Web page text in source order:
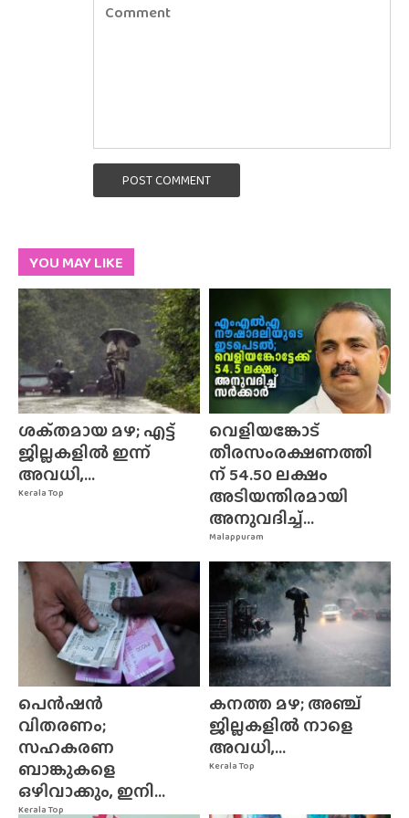
POST COMMENT
YOU MAY LIKE
Kerala Top
ശക്‌തമായ മഴ; എട്ട്
ജില്ലകളിൽ ഇന്ന്
അവധി,...
Malappuram
വെളിയങ്കോട്
തീരസംരക്ഷണത്തി
ന് 54.50 ലക്ഷം
അടിയന്തിരമായി
അനുവദിച്ച്...
Kerala Top
പെൻഷൻ
വിതരണം;
സഹകരണ
ബാങ്കുകളെ
ഒഴിവാക്കും, ഇനി...
Kerala Top
കനത്ത മഴ; അഞ്ച്
ജില്ലകളിൽ നാളെ
അവധി,...